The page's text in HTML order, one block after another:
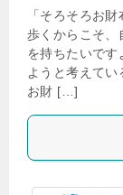
「そろそろお
歩くからこそ、
を持ちたいです
ようと考えて
お財 […]